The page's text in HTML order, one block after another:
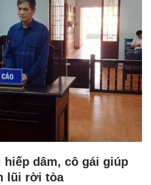
dâm, cô gái giúp
lũi rời tòa